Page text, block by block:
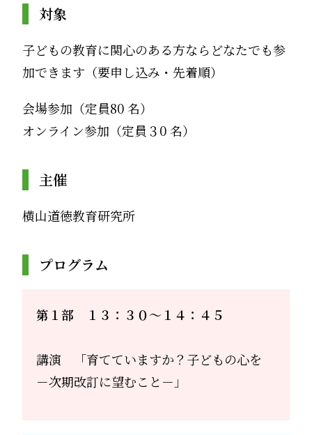
対象
子どもの教育に関心のある方ならどなたでも参
加できます（要申し込み・先着順）
会場参加（定員80 名）
オンライン参加（定員３0 名）
主催
横山道徳教育研究所
プログラム
第１部 １３：３０～１４：４５
講演 「育てていますか？子どもの心を
－次期改訂に望むこと－」